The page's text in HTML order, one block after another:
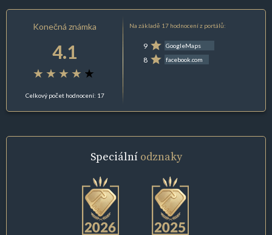
Konečná známka
4.1
Celkový počet hodnocení: 17
Na základě 17 hodnocení z portálů:
9 GoogleMaps
8 facebook.com
Speciální odznaky